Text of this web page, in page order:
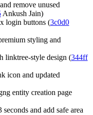
remove unused
Ankush Jain)
login buttons (3c0d0
styling and
linktree-style design (344ff
icon and updated
entity creation page
and add safe area